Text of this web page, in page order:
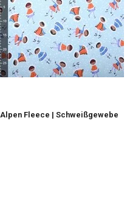
Alpen Fleece | Schweißgewebe